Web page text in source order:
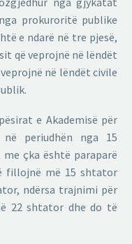
prokuroritë publike
e ndarë në tre pjesë,
që veprojnë në lëndët
në lëndët civile
e Akademisë për
periudhën nga 15
çka është paraparë
fillojnë më 15 shtator
ndërsa trajnimi për
22 shtator dhe do të